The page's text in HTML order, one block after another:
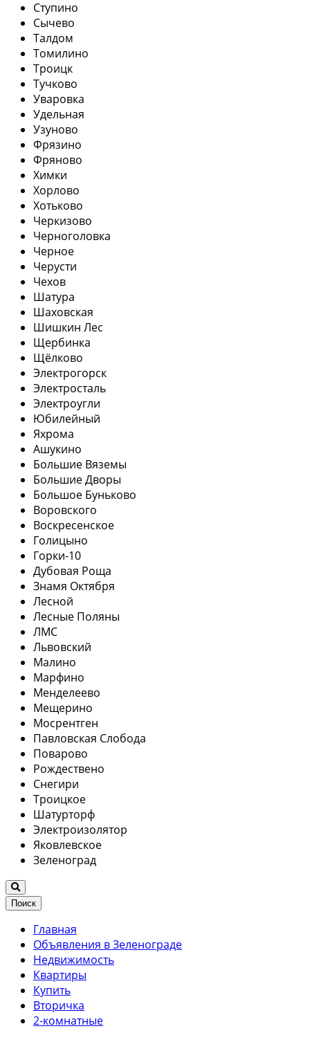
Ступино
Сычево
Талдом
Томилино
Троицк
Тучково
Уваровка
Удельная
Узуново
Фрязино
Фряново
Химки
Хорлово
Хотьково
Черкизово
Черноголовка
Черное
Черусти
Чехов
Шатура
Шаховская
Шишкин Лес
Щербинка
Щёлково
Электрогорск
Электросталь
Электроугли
Юбилейный
Яхрома
Ашукино
Большие Вяземы
Большие Дворы
Большое Буньково
Воровского
Воскресенское
Голицыно
Горки-10
Дубовая Роща
Знамя Октября
Лесной
Лесные Поляны
ЛМС
Львовский
Малино
Марфино
Менделеево
Мещерино
Мосрентген
Павловская Слобода
Поварово
Рождествено
Снегири
Троицкое
Шатурторф
Электроизолятор
Яковлевское
Зеленоград
Поиск
Главная
Объявления в Зеленограде
Недвижимость
Квартиры
Купить
Вторичка
2-комнатные